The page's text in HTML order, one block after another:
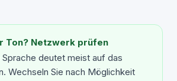
Ton? Netzwerk prüfen
deutet meist auf das
Wechseln Sie nach Möglichkeit